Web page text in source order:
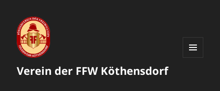
Verein der FFW Köthensdorf